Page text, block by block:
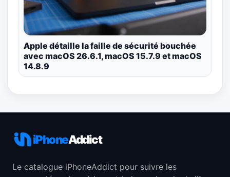
Apple détaille la faille de sécurité bouchée
avec macOS 26.6.1, macOS 15.7.9 et macOS
14.8.9
iPhoneAddict
Le catalogue iPhoneAddict pour suivre les